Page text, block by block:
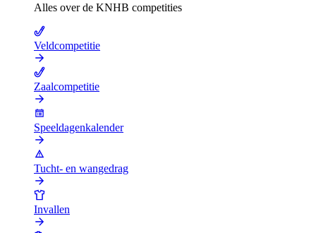
Alles over de KNHB competities
Veldcompetitie
Zaalcompetitie
Speeldagenkalender
Tucht- en wangedrag
Invallen